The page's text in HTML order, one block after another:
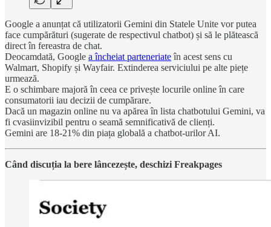
Google a anunțat că utilizatorii Gemini din Statele Unite vor putea
face cumpărături (sugerate de respectivul chatbot) și să le plătească
direct în fereastra de chat.
Deocamdată, Google a încheiat parteneriateîn acest sens cu
Walmart, Shopify și Wayfair. Extinderea serviciului pe alte piețe
urmează.
E o schimbare majoră în ceea ce privește locurile online în care
consumatorii iau decizii de cumpărare.
Dacă un magazin online nu va apărea în lista chatbotului Gemini, va
fi cvasiinvizibil pentru o seamă semnificativă de clienți.
Gemini are 18-21% din piața globală a chatbot-urilor AI.
Când discuția la bere lâncezește, deschizi Freakpages